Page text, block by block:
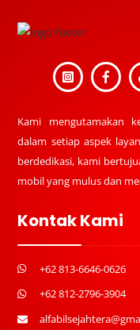
Top
Kami mengutamakan
dalam setiap aspek
berdedikasi, kami
mobil yang mulus dan
Kontak Kami
+62 813-6646-0626
+62 812-2796-3904